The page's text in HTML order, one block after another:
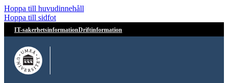
Hoppa till huvudinnehåll
Hoppa till sidfot
IT-sakerhetsinformationDriftinformation